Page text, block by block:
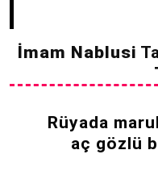
İmam Nablusi
Rüyada
aç gözlü